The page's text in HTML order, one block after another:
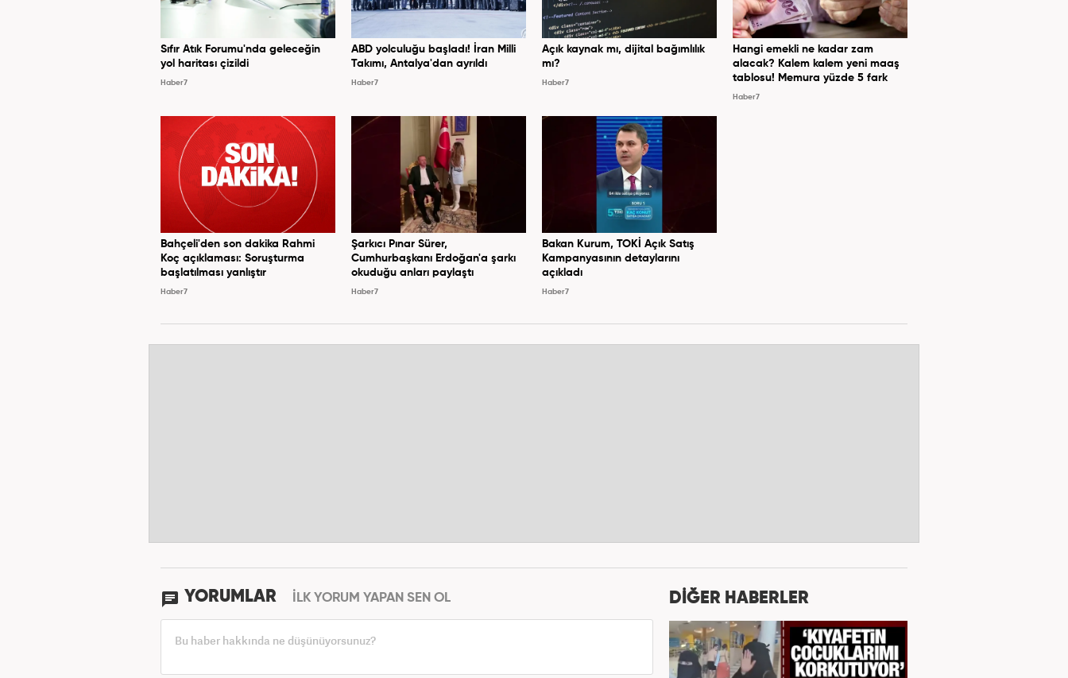
Sıfır Atık Forumu'nda geleceğin
yol haritası çizildi
Haber7
ABD yolculuğu başladı! İran Milli
Takımı, Antalya'dan ayrıldı
Haber7
Açık kaynak mı, dijital bağımlılık
mı?
Haber7
Hangi emekli ne kadar zam
alacak? Kalem kalem yeni maaş
tablosu! Memura yüzde 5 fark
Haber7
Bahçeli'den son dakika Rahmi
Koç açıklaması: Soruşturma
başlatılması yanlıştır
Haber7
Şarkıcı Pınar Sürer,
Cumhurbaşkanı Erdoğan'a şarkı
okuduğu anları paylaştı
Haber7
Bakan Kurum, TOKİ Açık Satış
Kampanyasının detaylarını
açıkladı
Haber7
YORUMLAR İLK YORUM YAPAN SEN OL DİĞER HABERLER